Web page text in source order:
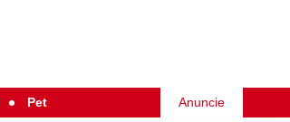
Pet Anuncie